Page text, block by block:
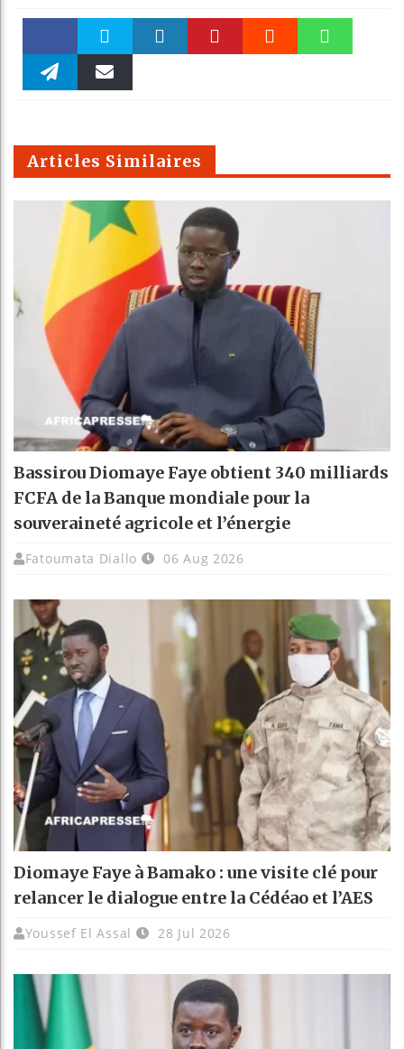
Faceboo Twitter
m
Articles Similaires
Bassirou Diomaye Faye obtient 340 milliards
FCFA de la Banque mondiale pour la
souveraineté agricole et l’énergie
Fatoumata Diallo 06 Aug 2026
Diomaye Faye à Bamako : une visite clé pour
relancer le dialogue entre la Cédéao et l’AES
Youssef El Assal 28 Jul 2026